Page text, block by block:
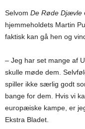
Selvom De Røde Djævle
hjemmeholdets Martin
faktisk kan gå hen og
– Jeg har set mange af
skulle møde dem.
spiller ikke særlig godt
bange for dem. Hvis vi
europæiske kampe, er
Ekstra Bladet.